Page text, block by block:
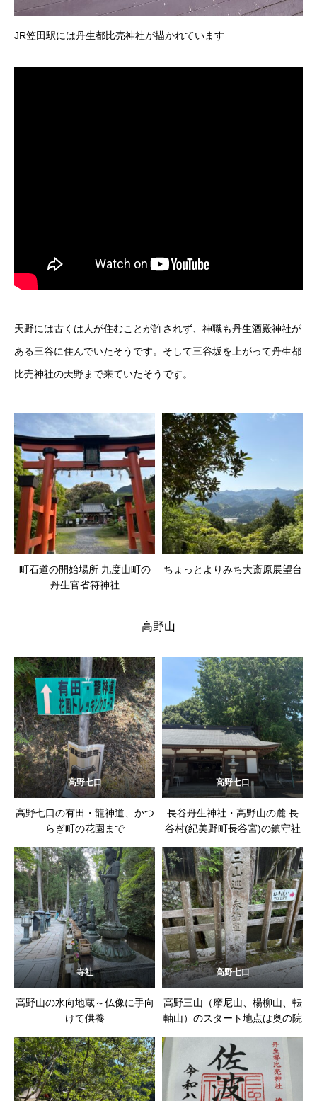
JR笠田駅には丹生都比売神社が描かれています
天野には古くは人が住むことが許されず、神職も丹生酒殿神社が
ある三谷に住んでいたそうです。そして三谷坂を上がって丹生都
比売神社の天野まで来ていたそうです。
町石道の開始場所 九度山町の
丹生官省符神社
ちょっとよりみち大斎原展望台
高野山
高野七口
高野七口の有田・龍神道、かつ
らぎ町の花園まで
高野七口
長谷丹生神社・高野山の麓 長
谷村(紀美野町長谷宮)の鎮守社
寺社
高野山の水向地蔵～仏像に手向
けて供養
高野七口
高野三山（摩尼山、楊柳山、転
軸山）のスタート地点は奥の院